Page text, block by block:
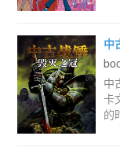
中
中
卡
的